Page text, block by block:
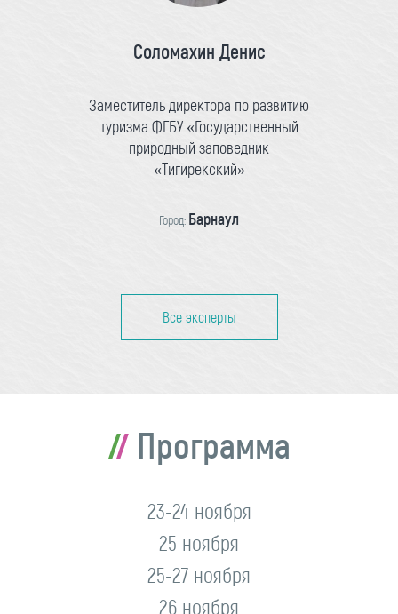
Соломахин Денис
Заместитель директора по развитию
туризма ФГБУ «Государственный
природный заповедник
«Тигирекский»
Город: Барнаул
Все эксперты
Программа
23-24 ноября
25 ноября
25-27 ноября
26 ноября